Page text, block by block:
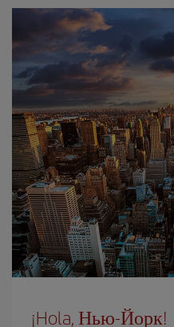
¡Hola, Нью-Йорк!